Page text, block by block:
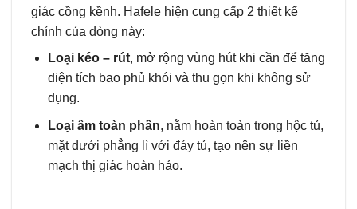
giác cồng kềnh. Hafele hiện cung cấp 2 thiết kế
chính của dòng này:
Loại kéo – rút, mở rộng vùng hút khi cần để tăng
diện tích bao phủ khói và thu gọn khi không sử
dụng.
Loại âm toàn phần, nằm hoàn toàn trong hộc tủ,
mặt dưới phẳng lì với đáy tủ, tạo nên sự liền
mạch thị giác hoàn hảo.